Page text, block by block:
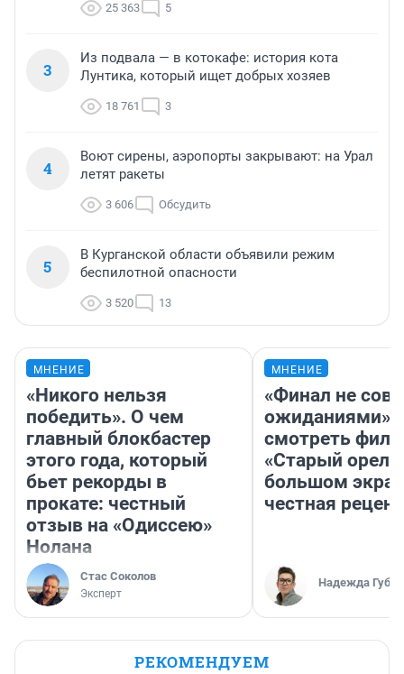
25 363 5
3
Из подвала — в котокафе: история кота
Лунтика, который ищет добрых хозяев
18 761 3
4
Воют сирены, аэропорты закрывают: на Урал
летят ракеты
3 606 Обсудить
5
В Курганской области объявили режим
беспилотной опасности
3 520 13
МНЕНИЕ
«Никого нельзя
победить». О чем
главный блокбастер
этого года, который
бьет рекорды в
прокате: честный
отзыв на «Одиссею»
Нолана
Стас Соколов
Эксперт
МНЕНИЕ
«Финал не
ожиданиями»:
смотреть
«Старый орел»
большом
честная
Надежда
РЕКОМЕНДУЕМ